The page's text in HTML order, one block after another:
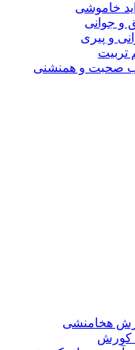
خاموشى
و جوانى
و پیرى
تربیت
صحبت و همنشنى
هخامنشی
کورش